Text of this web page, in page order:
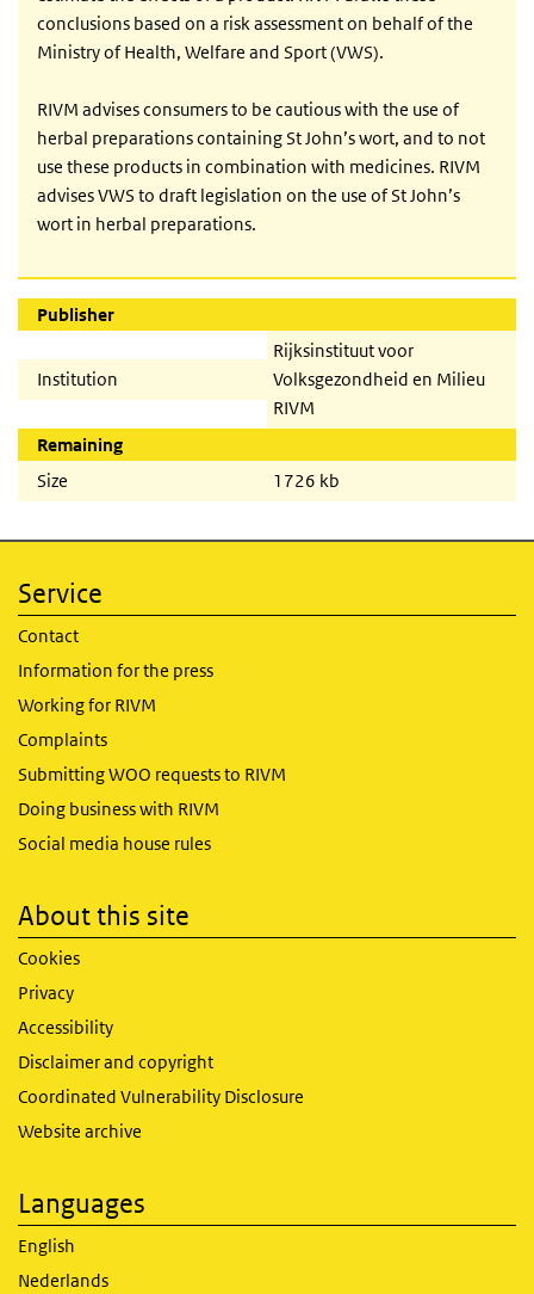
conclusions based on a risk assessment on behalf of the
Ministry of Health, Welfare and Sport (VWS).
RIVM advises consumers to be cautious with the use of
herbal preparations containing St John’s wort, and to not
use these products in combination with medicines. RIVM
advises VWS to draft legislation on the use of St John’s
wort in herbal preparations.
Publisher
Institution
Rijksinstituut voor
Volksgezondheid en Milieu
RIVM
Remaining
Size
1726 kb
Service
Contact
Information for the press
Working for RIVM
Complaints
Submitting WOO requests to RIVM
Doing business with RIVM
Social media house rules
About this site
Cookies
Privacy
Accessibility
Disclaimer and copyright
Coordinated Vulnerability Disclosure
Website archive
Languages
English
Nederlands